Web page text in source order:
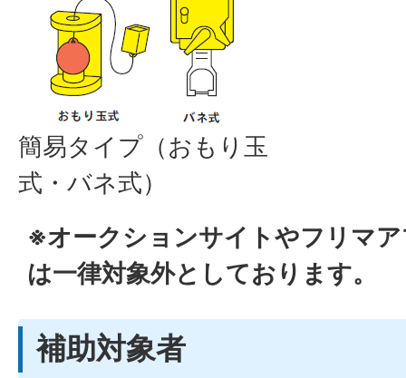
簡易タイプ（おもり玉
式・バネ式）
※オークションサイトやフリマ
は一律対象外としております。
補助対象者